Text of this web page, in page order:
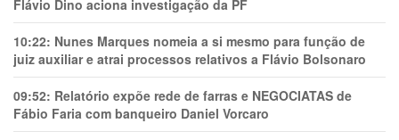
Flávio Dino aciona investigação da PF
10:22: Nunes Marques nomeia a si mesmo para função de
juiz auxiliar e atrai processos relativos a Flávio Bolsonaro
09:52: Relatório expõe rede de farras e NEGOCIATAS de
Fábio Faria com banqueiro Daniel Vorcaro